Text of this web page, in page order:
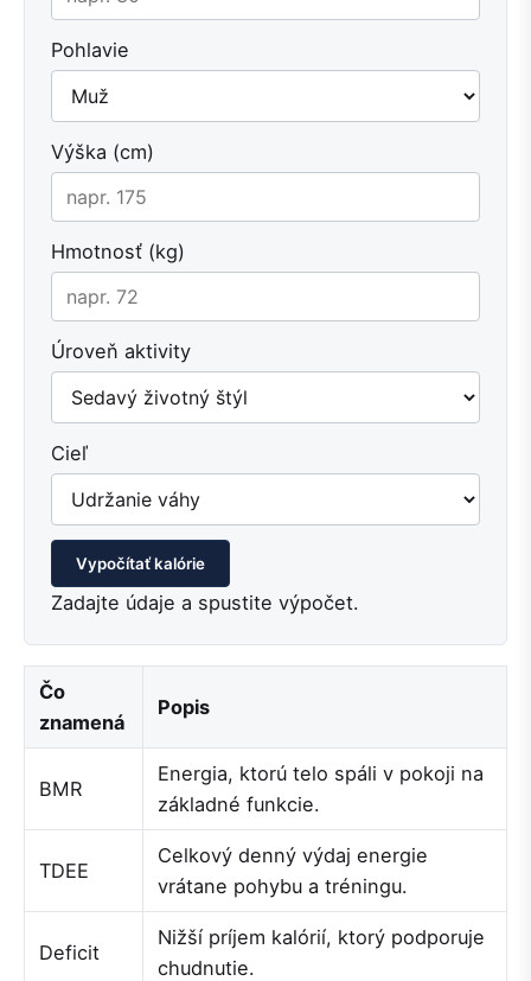
Pohlavie
Výška (cm)
Hmotnosť (kg)
Úroveň aktivity
Cieľ
Vypočítať kalórie
Zadajte údaje a spustite výpočet.
Čo
znamená
Popis
BMR
Energia, ktorú telo spáli v pokoji na
základné funkcie.
TDEE
Celkový denný výdaj energie
vrátane pohybu a tréningu.
Deficit
Nižší príjem kalórií, ktorý podporuje
chudnutie.